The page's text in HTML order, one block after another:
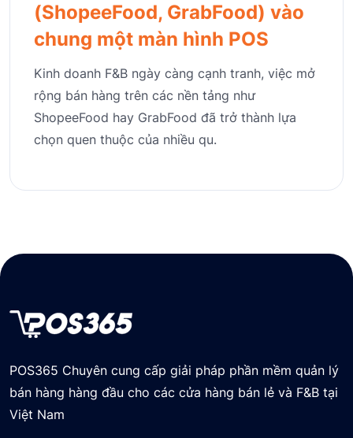
(ShopeeFood, GrabFood) vào
chung một màn hình POS
Kinh doanh F&B ngày càng cạnh tranh, việc mở
rộng bán hàng trên các nền tảng như
ShopeeFood hay GrabFood đã trở thành lựa
chọn quen thuộc của nhiều qu.
POS365 Chuyên cung cấp giải pháp phần mềm quản lý
bán hàng hàng đầu cho các cửa hàng bán lẻ và F&B tại
Việt Nam